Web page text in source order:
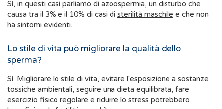
Sì, in questi casi parliamo di azoospermia, un disturbo che
causa tra il 3% e il 10% di casi di sterilità maschile
ha sintomi evidenti.
Lo stile di vita può migliorare la qualità dello
sperma?
Sì. Migliorare lo stile di vita, evitare l'esposizione a sostanze
tossiche ambientali, seguire una dieta equilibrata, fare
esercizio fisico regolare e ridurre lo stress potrebbero